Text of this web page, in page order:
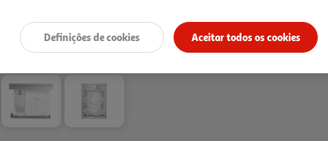
Entrega estimada entre
Aceitar todos os cookies
Definições de cookies